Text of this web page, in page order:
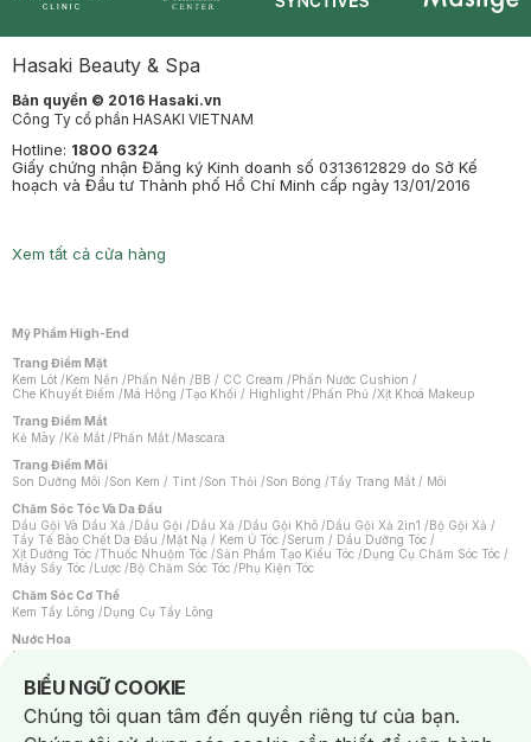
Hasaki Beauty & Spa
Bản quyền © 2016 Hasaki.vn
Công Ty cổ phần HASAKI VIETNAM
Hotline: 1800 6324
Giấy chứng nhận Đăng ký Kinh doanh số 0313612829 do Sở Kế
hoạch và Đầu tư Thành phố Hồ Chí Minh cấp ngày 13/01/2016
Xem tất cả cửa hàng
Mỹ Phẩm High-End
Trang Điểm Mặt
Kem Lót /Kem Nền /Phấn Nền /BB / CC Cream /Phấn Nước Cushion /
Che Khuyết Điểm /Má Hồng /Tạo Khối / Highlight /Phấn Phủ /Xịt Khoá Makeup
Trang Điểm Mắt
Kẻ Mày /Kẻ Mắt /Phấn Mắt /Mascara
Trang Điểm Môi
Son Dưỡng Môi /Son Kem / Tint /Son Thỏi /Son Bóng /Tẩy Trang Mắt / Môi
Chăm Sóc Tóc Và Da Đầu
Dầu Gội Và Dầu Xả /Dầu Gội /Dầu Xả /Dầu Gội Khô /Dầu Gội Xả 2in1 /Bộ Gội Xả /
Tẩy Tế Bào Chết Da Đầu /Mặt Nạ / Kem Ủ Tóc /Serum / Dầu Dưỡng Tóc /
Xịt Dưỡng Tóc /Thuốc Nhuộm Tóc /Sản Phẩm Tạo Kiểu Tóc /Dụng Cụ Chăm Sóc Tóc /
Máy Sấy Tóc /Lược /Bộ Chăm Sóc Tóc /Phụ Kiện Tóc
Chăm Sóc Cơ Thể
Kem Tẩy Lông /Dụng Cụ Tẩy Lông
Nước Hoa
Nước Hoa Nữ
Chăm Sóc Cá Nhân
Chống Muỗi /Khẩu Trang /Máy Massage/Mặt Nạ Xông Hơi /Nước Rửa Tay/
Sản Phẩm Chăm Sóc Khác /Bàn Chải Đánh Răng /Bàn Chải Điện/
BIỂU NGỮ COOKIE
Notice about cookies usage
Chúng tôi quan tâm đến quyền riêng tư của bạn.